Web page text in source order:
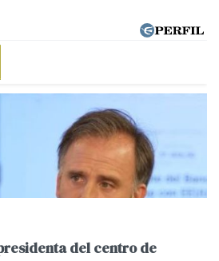
del centro de